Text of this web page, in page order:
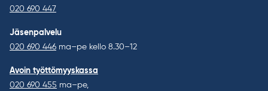
020 690 447
Jäsenpalvelu
020 690 446 ma–pe kello 8.30–12
Avoin työttömyyskassa
020 690 455 ma–pe,